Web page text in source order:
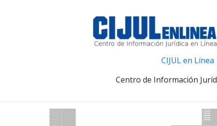
CIJUL en Línea
Centro de Información